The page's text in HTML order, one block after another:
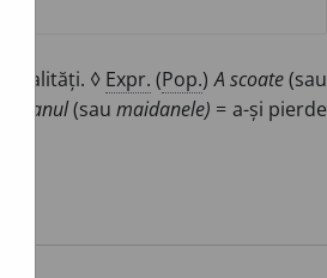
◊ Expr. (Pop.)A scoate(sau
(saumaidanele) = a-și pierde